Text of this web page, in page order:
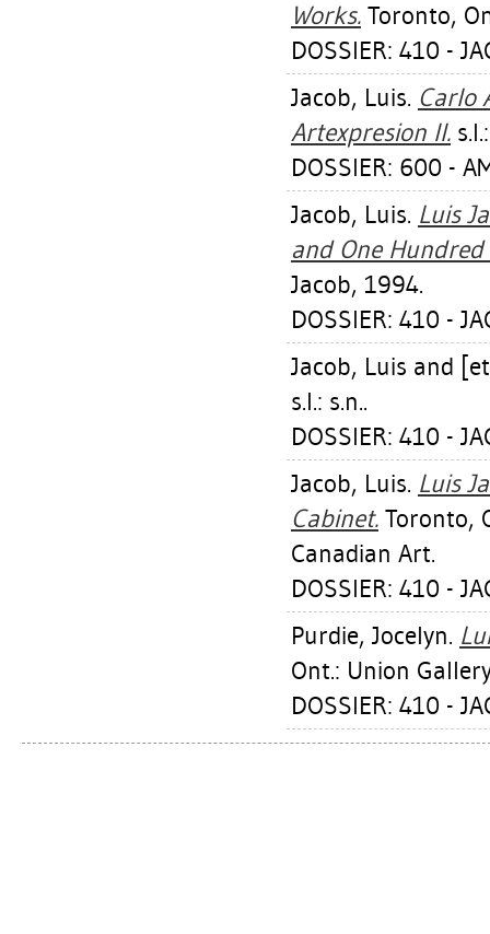
Works. Toronto,
DOSSIER: 410 -
Jacob, Luis. Carlo
Artexpresion II.
DOSSIER: 600 -
Jacob, Luis. Luis
and One
Jacob, 1994.
DOSSIER: 410 -
Jacob, Luis and
s.l.: s.n..
DOSSIER: 410 -
Jacob, Luis. Luis
Cabinet. Toronto,
Canadian Art.
DOSSIER: 410 -
Purdie, Jocelyn.
Ont.: Union
DOSSIER: 410 -